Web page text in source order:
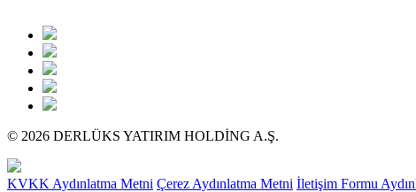
© 2026 DERLÜKS YATIRIM HOLDİNG A.Ş.
KVKK Aydınlatma Metni Çerez Aydınlatma Metni İletişim Formu